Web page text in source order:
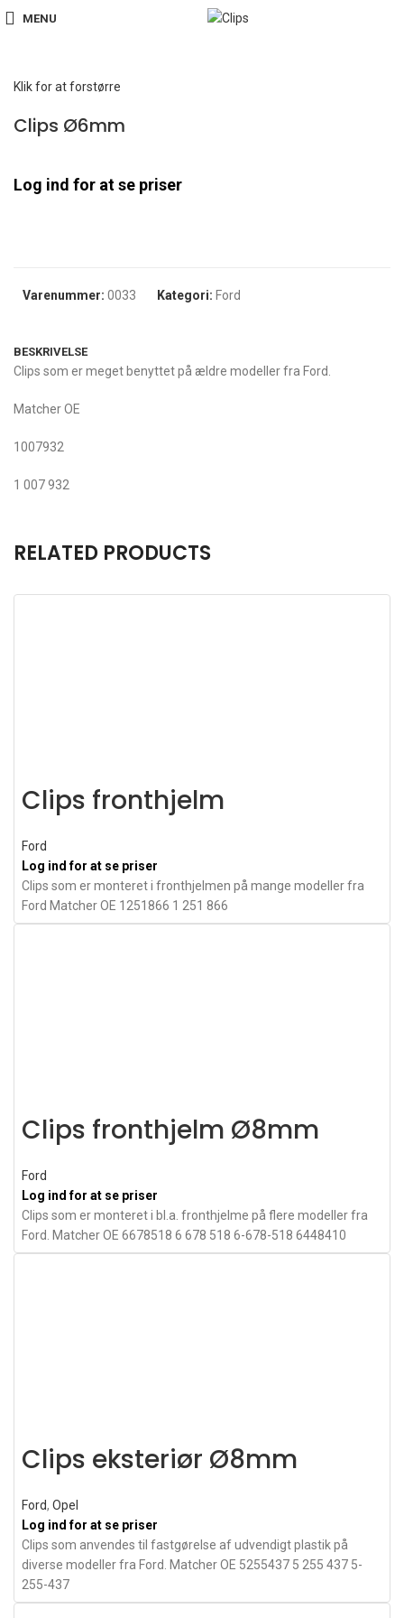
MENU
Klik for at forstørre
Clips Ø6mm
Log ind for at se priser
Varenummer: 0033 Kategori: Ford
BESKRIVELSE
Clips som er meget benyttet på ældre modeller fra Ford.
Matcher OE
1007932
1 007 932
RELATED PRODUCTS
Clips fronthjelm
Ford
Log ind for at se priser
Clips som er monteret i fronthjelmen på mange modeller fra
Ford Matcher OE 1251866 1 251 866
Clips fronthjelm Ø8mm
Ford
Log ind for at se priser
Clips som er monteret i bl.a. fronthjelme på flere modeller fra
Ford. Matcher OE 6678518 6 678 518 6-678-518 6448410
Clips eksteriør Ø8mm
Ford, Opel
Log ind for at se priser
Clips som anvendes til fastgørelse af udvendigt plastik på
diverse modeller fra Ford. Matcher OE 5255437 5 255 437 5-
255-437